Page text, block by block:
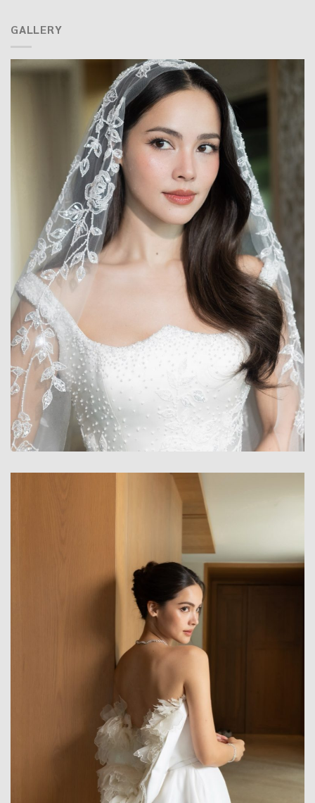
GALLERY